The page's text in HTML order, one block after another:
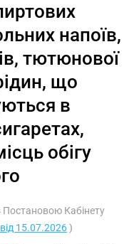
напоїв,
тютюнової
що
в
обігу
Постановою Кабінету
15.07.2026)